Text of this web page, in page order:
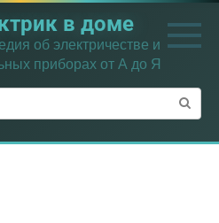
в доме
об электричестве и
приборах от А до Я